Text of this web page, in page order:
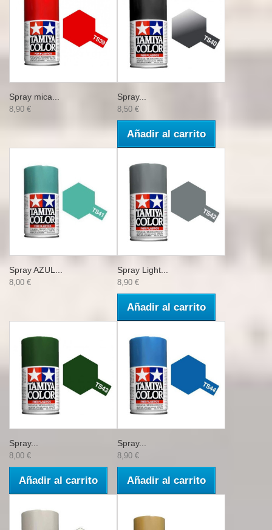
Spray mica...
8,90 €
Spray...
8,50 €
Añadir al carrito
Spray AZUL...
8,00 €
Spray Light...
8,90 €
Añadir al carrito
Spray...
8,00 €
Añadir al carrito
Spray...
8,90 €
Añadir al carrito